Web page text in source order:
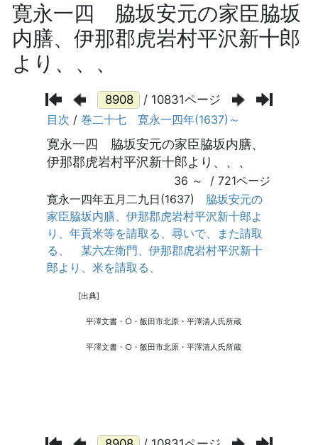
寛永一四 脇坂安元の家臣脇坂
内膳、伊那郡虎岩村平沢新十郎
より、、、
/ 10831ページ